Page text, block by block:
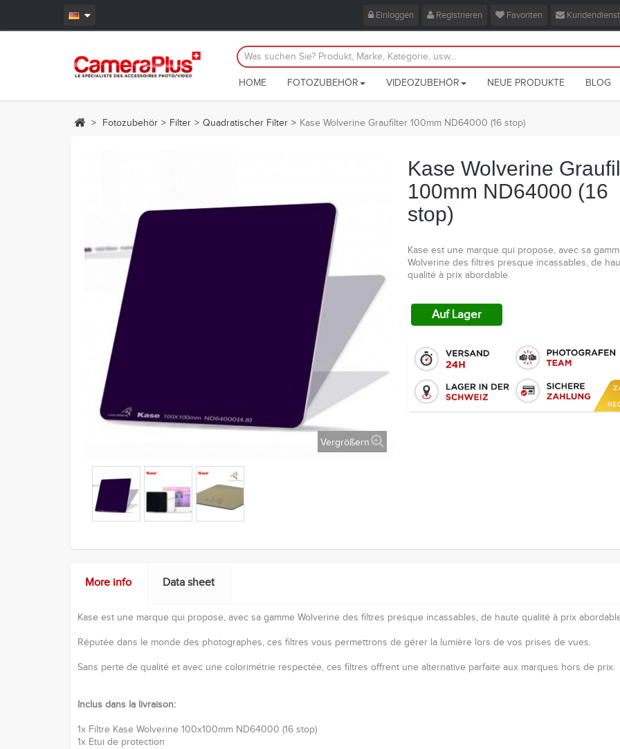
Einloggen Registrieren Favoriten Kundendienst
HOME FOTOZUBEHÖR VIDEOZUBEHÖR NEUE PRODUKTE BLOG
> Fotozubehör > Filter > Quadratischer Filter > Kase Wolverine Graufilter 100mm ND64000 (16 stop)
Vergrößern
Kase Wolverine
100mm ND64000 (16
stop)
Kase est une marque qui propose, avec sa
Wolverine des filtres presque incassables, de
qualité à prix abordable.
Auf Lager
More info Data sheet
Kase est une marque qui propose, avec sa gamme Wolverine des filtres presque incassables, de haute qualité à prix
Réputée dans le monde des photographes, ces filtres vous permettrons de gérer la lumière lors de vos prises de vues.
Sans perte de qualité et avec une colorimétrie respectée, ces filtres offrent une alternative parfaite aux marques hors de prix.
Inclus dans la livraison:
1x Filtre Kase Wolverine 100x100mm ND64000 (16 stop)
1x Etui de protection